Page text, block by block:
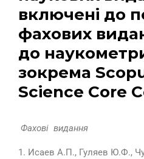
включені до
фахових
до
зокрема
Science Core
Фахові видання
1. Исаев А.П., Гуляев Ю.Ф.,